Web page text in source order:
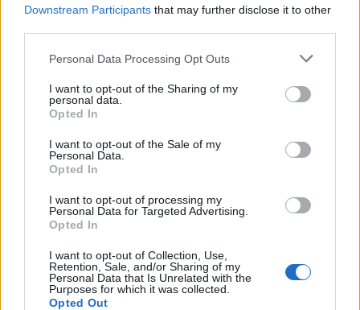
Downstream Participants that may further disclose it to other
Personal Data Processing Opt Outs
I want to opt-out of the Sharing of my
personal data.
Opted In
I want to opt-out of the Sale of my
Personal Data.
Opted In
I want to opt-out of processing my
Personal Data for Targeted Advertising.
Opted In
I want to opt-out of Collection, Use,
Retention, Sale, and/or Sharing of my
Personal Data that Is Unrelated with the
Purposes for which it was collected.
Opted Out
NAUJI